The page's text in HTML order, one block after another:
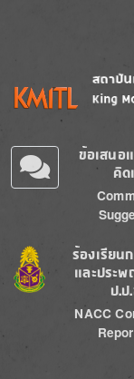
Image
ข้อเสนอ
คิด
Image
ร้องเรียน
และประ
ป.ป
NACC